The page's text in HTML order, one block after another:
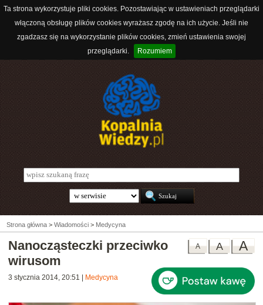
Ta strona wykorzystuje pliki cookies. Pozostawiając w ustawieniach przeglądarki
włączoną obsługę plików cookies wyrażasz zgodę na ich użycie. Jeśli nie
zgadzasz się na wykorzystanie plików cookies, zmień ustawienia swojej
przeglądarki.
Rozumiem
Strona główna > Wiadomości > Medycyna
A
A
A
Nanocząsteczki przeciwko
wirusom
3 stycznia 2014, 20:51 Medycyna